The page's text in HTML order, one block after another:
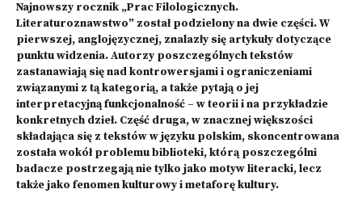
Najnowszy rocznik „Prac Filologicznych.
Literaturoznawstwo” został podzielony na dwie części. W
pierwszej, anglojęzycznej, znalazły się artykuły dotyczące
punktu widzenia. Autorzy poszczególnych tekstów
zastanawiają się nad kontrowersjami i ograniczeniami
związanymi z tą kategorią, a także pytają o jej
interpretacyjną funkcjonalność – w teorii i na przykładzie
konkretnych dzieł. Część druga, w znacznej większości
składająca się z tekstów w języku polskim, skoncentrowana
została wokół problemu biblioteki, którą poszczególni
badacze postrzegają nie tylko jako motyw literacki, lecz
także jako fenomen kulturowy i metaforę kultury.